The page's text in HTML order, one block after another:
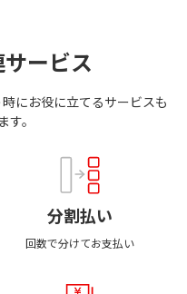
ービス
にお役に立てるサービスも
す。
分割払い
回数で分けてお支払い